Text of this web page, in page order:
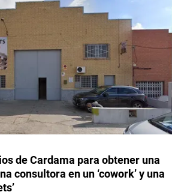
de Cardama para obtener una
consultora en un ‘cowork’ y una